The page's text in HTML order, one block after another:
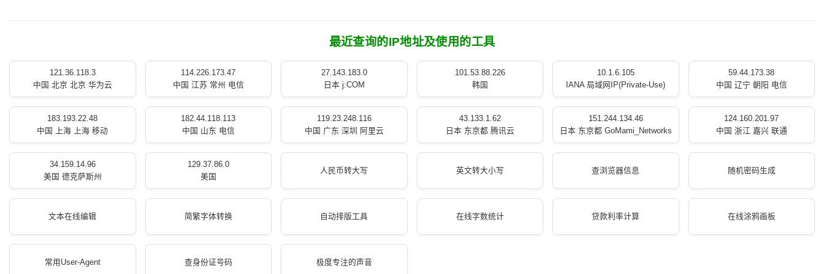
最近查询的IP地址及使用的工具
121.36.118.3
中国 北京 北京 华为云
114.226.173.47
中国 江苏 常州 电信
27.143.183.0
日本 j:COM
101.53.88.226
韩国
10.1.6.105
IANA 局域网IP(Private-Use)
59.44.173.38
中国 辽宁 朝阳 电信
183.193.22.48
中国 上海 上海 移动
182.44.118.113
中国 山东 电信
119.23.248.116
中国 广东 深圳 阿里云
43.133.1.62
日本 东京都 腾讯云
151.244.134.46
日本 东京都 GoMami_Networks
124.160.201.97
中国 浙江 嘉兴 联通
34.159.14.96
美国 德克萨斯州
129.37.86.0
美国
人民币转大写 英文转大小写 查浏览器信息 随机密码生成
文本在线编辑 简繁字体转换 自动排版工具 在线字数统计 贷款利率计算 在线涂鸦画板
常用User-Agent 查身份证号码 极度专注的声音